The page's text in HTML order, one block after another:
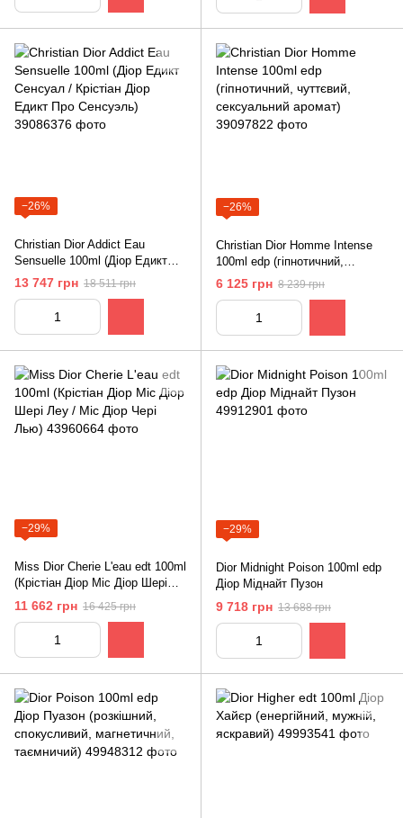
−26%
Christian Dior Addict Eau
Sensuelle 100ml (Діор Едикт
Сенсуал / Крістіан Діор Едикт
Про Сенсуэль)
13 747 грн 18 511 грн
−26%
Christian Dior Homme Intense
100ml edp (гіпнотичний,
чуттєвий, сексуальний аромат)
6 125 грн 8 239 грн
−29%
Miss Dior Cherie L'eau edt 100ml
(Крістіан Діор Міс Діор Шері
Леу / Міс Діор Чері Лью)
11 662 грн 16 425 грн
−29%
Dior Midnight Poison 100ml edp
Діор Міднайт Пузон
9 718 грн 13 688 грн